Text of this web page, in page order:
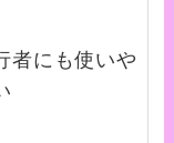
者にも使いや